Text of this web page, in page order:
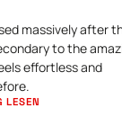
massively after
to the
effortless and
LESEN